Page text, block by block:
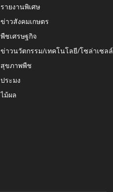
รายงานพิเศษ
ข่าวสังคมเกษตร
พืชเศรษฐกิจ
ข่าวนวัตกรรม/เทคโนโลยี/โซล่าเซลล์
สุขภาพพืช
ประมง
ไม้ผล